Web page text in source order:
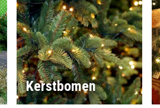
Kerstbomen